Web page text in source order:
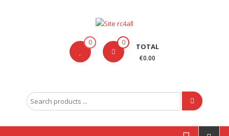
Carson
outras
0 0 TOTAL
€0.00
Search
for: